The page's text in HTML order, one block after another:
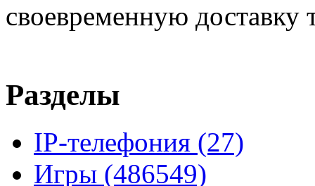
своевременную доставку
Разделы
IP-телефония (27)
Игры (486549)